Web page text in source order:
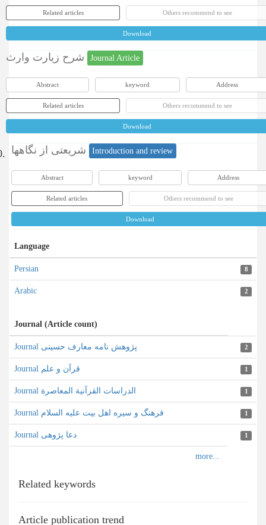
Related articles Others recommend to see
Download
Journal Article
Abstract keyword Address
Related articles Others recommend to see
Download
Introduction and review
Abstract keyword Address
Related articles Others recommend to see
Download
Language
Persian 8
Arabic 2
Journal (Article count)
Journal پژوهش نامه معارف حسینی 2
Journal قرآن و علم 1
Journal الدراسات القرآنية المعاصرة 1
Journal فرهنگ و سیره اهل بیت علیه السلام 1
Journal دعا پژوهی 1
Related keywords
Article publication trend